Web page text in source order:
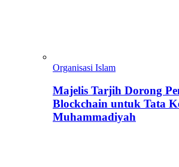
Organisasi Islam
Majelis Tarjih Dorong
Blockchain untuk Tata
Muhammadiyah